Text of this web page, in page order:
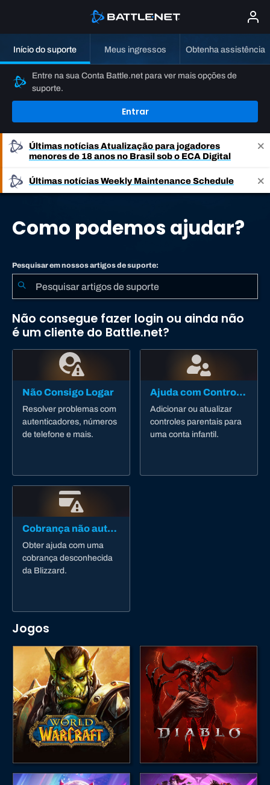
Início do suporte Meus ingressos Obtenha assistência
Entre na sua Conta Battle.net para ver mais opções de
suporte.
Entrar
Últimas notíciasAtualização para jogadores
menores de 18 anos no Brasil sob o ECA Digital
Últimas notíciasWeekly Maintenance Schedule
Como podemos ajudar?
Pesquisar em nossos artigos de suporte:
Não consegue fazer login ou ainda não
é um cliente do Battle.net?
Não Consigo Logar
Resolver problemas com
autenticadores, números
de telefone e mais.
Ajuda com Controle dos Pais
Adicionar ou atualizar
controles parentais para
uma conta infantil.
Cobrança não autorizada
Obter ajuda com uma
cobrança desconhecida
da Blizzard.
Jogos